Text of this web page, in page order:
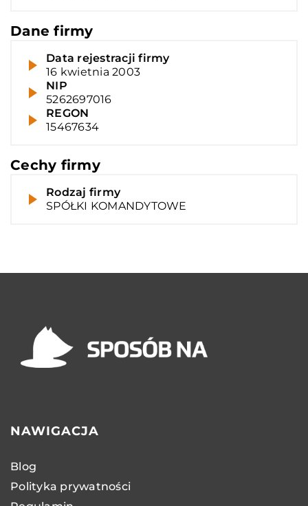
Dane firmy
Data rejestracji firmy
16 kwietnia 2003
NIP
5262697016
REGON
15467634
Cechy firmy
Rodzaj firmy
SPÓŁKI KOMANDYTOWE
NAWIGACJA
Blog
Polityka prywatności